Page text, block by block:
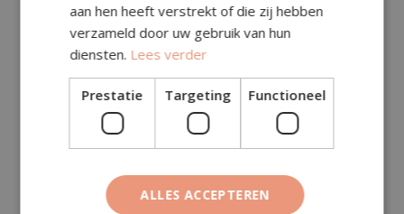
Toeslagen (excl. btw) €
Deze kosten zitten al in het subtotaal hierboven.
Totaal (excl. btw) €51,75
BTW (21%) €10,87
Totaal (incl. btw) 62,62
aan hen heeft verstrekt of die zij hebben
verzameld door uw gebruik van hun
diensten. Lees verder
Prestatie Targeting Functioneel
ALLES ACCEPTEREN